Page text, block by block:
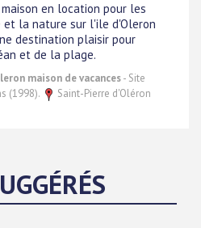
en location pour les
et la nature sur l'ile d'Oleron
destination plaisir pour
et de la plage.
maison de vacances- Site
(1998).
Saint-Pierre d'Oléron